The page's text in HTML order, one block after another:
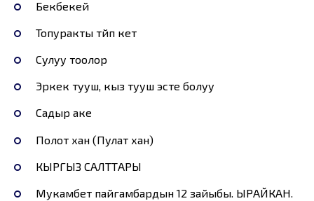
Бекбекей
Топуракты түйүп кетүү
Cулуу тоолор
Эркек тууш, кыз тууш эсте болуу
Садыр аке
Полот хан (Пулат хан)
КЫРГЫЗ САЛТТАРЫ
Мукамбет пайгамбардын 12 зайыбы. ЫРАЙКАН.